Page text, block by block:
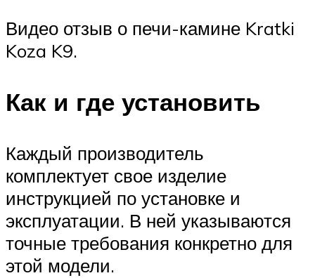
Видео отзыв о печи-камине Kratki
Koza K9.
Как и где установить
Каждый производитель
комплектует свое изделие
инструкцией по установке и
эксплуатации. В ней указываются
точные требования конкретно для
этой модели.